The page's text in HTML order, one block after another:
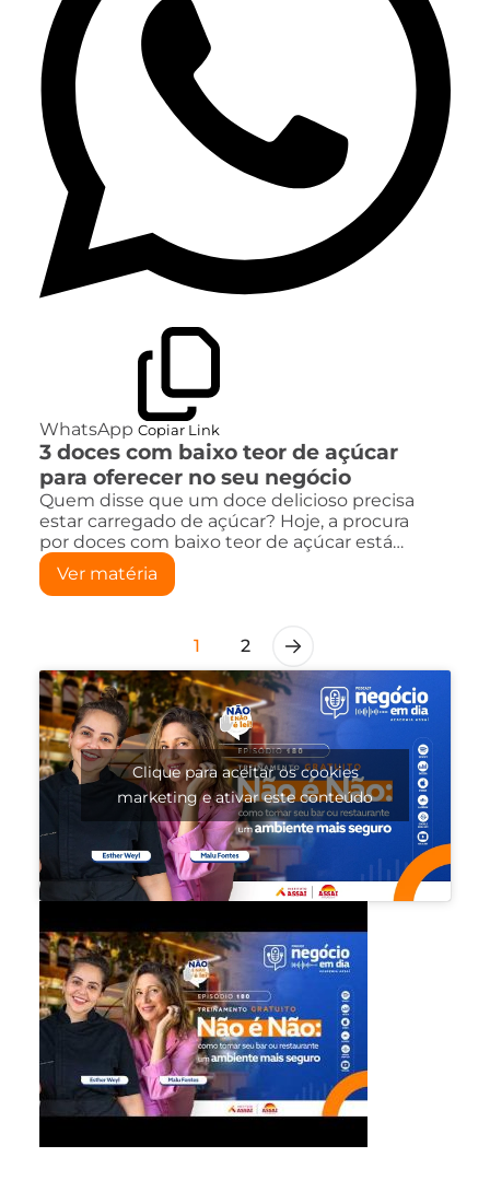
WhatsApp Copiar Link
3 doces com baixo teor de açúcar
para oferecer no seu negócio
Quem disse que um doce delicioso precisa
estar carregado de açúcar? Hoje, a procura
por doces com baixo teor de açúcar está…
Ver matéria
1 2
Clique para aceitar os cookies
marketing e ativar este conteúdo